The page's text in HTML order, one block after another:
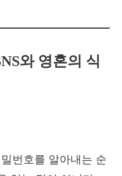
와 영혼의 식
번호를 알아내는 순